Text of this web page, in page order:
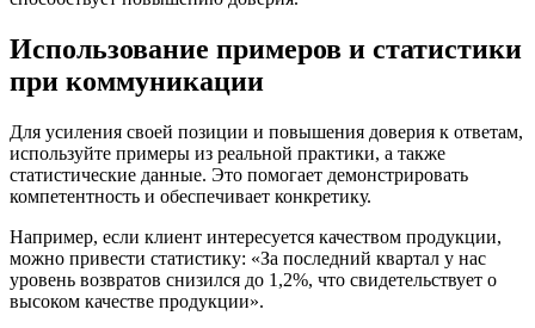
Использование примеров и статистики
при коммуникации
Для усиления своей позиции и повышения доверия к ответам,
используйте примеры из реальной практики, а также
статистические данные. Это помогает демонстрировать
компетентность и обеспечивает конкретику.
Например, если клиент интересуется качеством продукции,
можно привести статистику: «За последний квартал у нас
уровень возвратов снизился до 1,2%, что свидетельствует о
высоком качестве продукции».